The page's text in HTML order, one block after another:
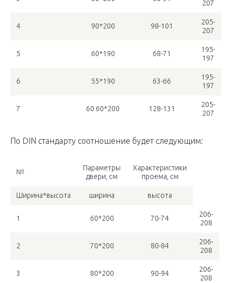
207
4 90*200 98-101
205-
207
5 60*190 68-71
195-
197
6 55*190 63-66
195-
197
7 60 60*200 128-131
205-
207
По DIN стандарту соотношение будет следующим:
№
Параметры
двери, см
Характеристики
проема, см
Ширина*высота ширина высота
1 60*200 70-74
206-
208
2 70*200 80-84
206-
208
3 80*200 90-94
206-
208